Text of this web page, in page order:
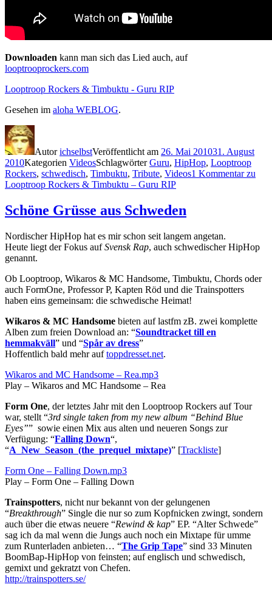
Downloaden kann man sich das Lied auch, auf
looptrooprockers.com
Looptroop Rockers & Timbuktu - Guru RIP
Gesehen im aloha WEBLOG.
AutorichselbstVeröffentlicht am 26. Mai 201031. August
2010Kategorien VideosSchlagwörterGuru, HipHop, Looptroop
Rockers, schwedisch, Timbuktu, Tribute, Videos1 Kommentarzu
Looptroop Rockers & Timbuktu – Guru RIP
Schöne Grüsse aus Schweden
Nordischer HipHop hat es mir schon seit langem angetan.
Heute liegt der Fokus aufSvensk Rap, auch schwedischer HipHop
genannt.
Ob Looptroop, Wikaros & MC Handsome, Timbuktu, Chords oder
auch FormOne, Professor P, Kapten Röd und die Trainspotters
haben eins gemeinsam: die schwedische Heimat!
Wikaros & MC Handsome bieten auf lastfm zB. zwei komplette
Alben zum freien Download an: “Soundtracket till en
hemmakväll” und “Spår av dress”
Hoffentlich bald mehr auftoppdresset.net.
Wikaros and MC Handsome – Rea.mp3
Play – Wikaros and MC Handsome – Rea
Form One, der letztes Jahr mit den Looptroop Rockers auf Tour
war, stellt “3rd single taken from my new album “Behind Blue
Eyes”” sowie einen Mix aus alten und neueren Songs zur
Verfügung: “Falling Down“,
“A_New_Season_(the_prequel_mixtape)” [Trackliste]
Form One – Falling Down.mp3
Play – Form One – Falling Down
Trainspotters, nicht nur bekannt von der gelungenen
“Breakthrough” Single die nur so zum Kopfnicken zwingt, sondern
auch über die etwas neuere “Rewind & kap” EP. “Alter Schwede”
sag ich da mal wenn die Jungs auch noch ein Mixtape für umme
zum Runterladen anbieten… “The Grip Tape” sind 33 Minuten
BoomBap-HipHop von feinsten; auf englisch und schwedisch,
gemixt und gekratzt von Chefen.
http://trainspotters.se/